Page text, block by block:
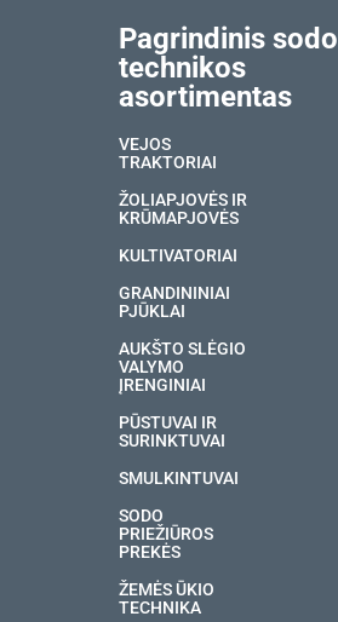
Pagrindinis sodo
technikos
asortimentas
VEJOS
TRAKTORIAI
ŽOLIAPJOVĖS IR
KRŪMAPJOVĖS
KULTIVATORIAI
GRANDININIAI
PJŪKLAI
AUKŠTO SLĖGIO
VALYMO
ĮRENGINIAI
PŪSTUVAI IR
SURINKTUVAI
SMULKINTUVAI
SODO
PRIEŽIŪROS
PREKĖS
ŽEMĖS ŪKIO
TECHNIKA